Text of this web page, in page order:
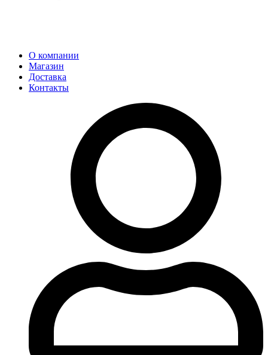
О компании
Магазин
Доставка
Контакты